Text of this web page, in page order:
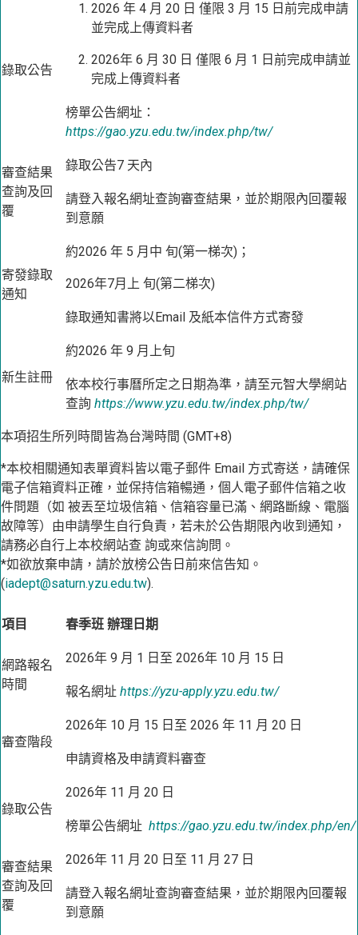
錄取公告
2026 年 4 月 20 日 僅限 3 月 15 日前完成申請
並完成上傳資料者
2026年 6 月 30 日 僅限 6 月 1 日前完成申請並
完成上傳資料者
榜單公告網址：
https://gao.yzu.edu.tw/index.php/tw/
審查結果
查詢及回
覆
錄取公告7 天內
請登入報名網址查詢審查結果，並於期限內回覆報
到意願
寄發錄取
通知
約2026 年 5 月中 旬(第一梯次)；
2026年7月上 旬(第二梯次)
錄取通知書將以Email 及紙本信件方式寄發
新生註冊
約2026 年 9 月上旬
依本校行事曆所定之日期為準，請至元智大學網站
查詢 https://www.yzu.edu.tw/index.php/tw/
本項招生所列時間皆為台灣時間 (GMT+8)
*本校相關通知表單資料皆以電子郵件 Email 方式寄送，請確保
電子信箱資料正確，並保持信箱暢通，個人電子郵件信箱之收
件問題（如 被丟至垃圾信箱、信箱容量已滿、網路斷線、電腦
故障等）由申請學生自行負責，若未於公告期限內收到通知，
請務必自行上本校網站查 詢或來信詢問。
*如欲放棄申請，請於放榜公告日前來信告知。
(iadept@saturn.yzu.edu.tw).
項目 春季班 辦理日期
網路報名
時間
2026年 9 月 1 日至 2026年 10 月 15 日
報名網址 https://yzu-apply.yzu.edu.tw/
審查階段
2026年 10 月 15 日至 2026 年 11 月 20 日
申請資格及申請資料審查
錄取公告
2026年 11 月 20 日
榜單公告網址 https://gao.yzu.edu.tw/index.php/en/
審查結果
查詢及回
覆
2026年 11 月 20 日至 11 月 27 日
請登入報名網址查詢審查結果，並於期限內回覆報
到意願